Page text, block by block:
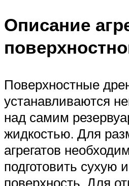
Описание
Поверхностные
устанавливаются
над самим
жидкостью. Для
агрегатов
подготовить сухую
поверхность. Для